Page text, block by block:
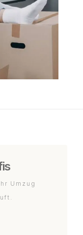
Umzug